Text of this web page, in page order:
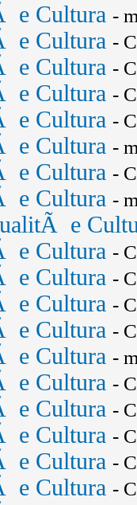
e Cultura -
e Cultura -
e Cultura -
e Cultura -
e Cultura -
e Cultura -
e Cultura -
e Cultura -
e
e Cultura -
e Cultura -
e Cultura -
e Cultura -
e Cultura -
e Cultura -
e Cultura -
e Cultura -
e Cultura -
e Cultura -